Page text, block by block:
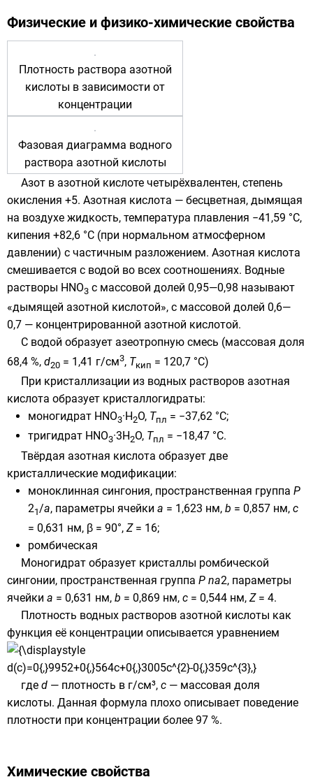
Физические и физико-химические свойства
Плотность раствора азотной
кислоты в зависимости от
концентрации
Фазовая диаграмма водного
раствора азотной кислоты
Азот в азотной кислоте четырёхвалентен, степень
окисления +5. Азотная кислота — бесцветная, дымящая
на воздухе жидкость, температура плавления −41,59 °C,
кипения +82,6 °C (при нормальном атмосферном
давлении) с частичным разложением. Азотная кислота
смешивается с водой во всех соотношениях. Водные
растворы HNO3 с массовой долей 0,95—0,98 называют
«дымящей азотной кислотой», с массовой долей 0,6—
0,7 — концентрированной азотной кислотой.
С водой образует азеотропную смесь (массовая доля
68,4 %, d20 = 1,41 г/см3, Tкип = 120,7 °C)
При кристаллизации из водных растворов азотная
кислота образует кристаллогидраты:
моногидрат HNO3·H2O, Tпл = −37,62 °C;
тригидрат HNO3·3H2O, Tпл = −18,47 °C.
Твёрдая азотная кислота образует две
кристаллические модификации:
моноклинная сингония, пространственная группа P
21 /a, параметры ячейки a = 1,623 нм, b = 0,857 нм, c
= 0,631 нм, β = 90°, Z= 16;
ромбическая
Моногидрат образует кристаллы ромбической
сингонии, пространственная группа P na2, параметры
ячейки a = 0,631 нм, b = 0,869 нм, c = 0,544 нм, Z= 4.
Плотность водных растворов азотной кислоты как
функция её концентрации описывается уравнением
где d — плотность в г/см³, c — массовая доля
кислоты. Данная формула плохо описывает поведение
плотности при концентрации более 97 %.
Химические свойства